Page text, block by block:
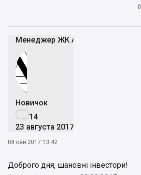
0
Менеджер ЖК Атмосфера
Новичок
14
23 августа 2017
08 сен 2017 13:42
Доброго дня, шановні інвестори!